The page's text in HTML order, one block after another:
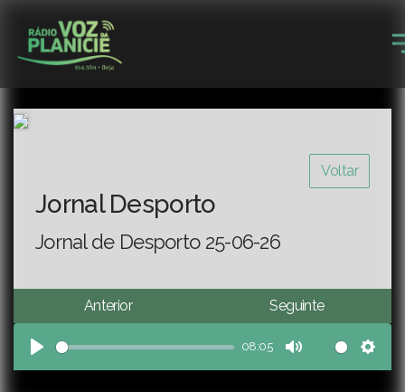
Voltar
Jornal Desporto
Jornal de Desporto 25-06-26
Anterior Seguinte
Play
08:05
Mute